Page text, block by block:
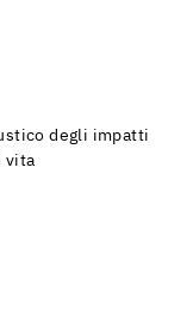
degli impatti
vita